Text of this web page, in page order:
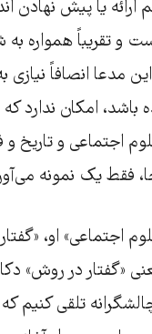
ارائه یا پیش نهادن
و تقریباً همواره
مدعا انصافاً
امکان ندارد که
اجتماعی و تاریخ و
فقط یک نمونه
اجتماعی» او،
«گفتار در روش»
تلقی کنیم